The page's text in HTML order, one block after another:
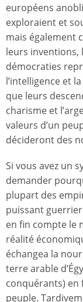
européens
exploraient et
mais également
leurs inventions,
démocraties
l’intelligence et
que leurs
charisme et
valeurs d’un
décideront des
Si vous avez un
demander
plupart des
puissant
en fin compte le
réalité
échangea la
terre arable
conquérants)
peuple.